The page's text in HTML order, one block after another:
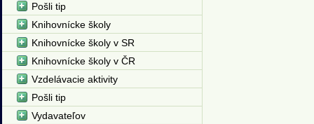
Pošli tip
Knihovnícke školy
Knihovnícke školy v SR
Knihovnícke školy v ČR
Vzdelávacie aktivity
Pošli tip
Vydavateľov